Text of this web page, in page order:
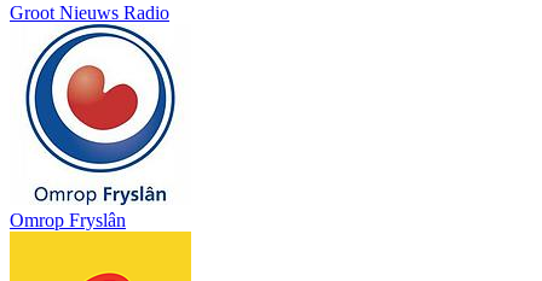
Groot Nieuws Radio
Omrop Fryslân